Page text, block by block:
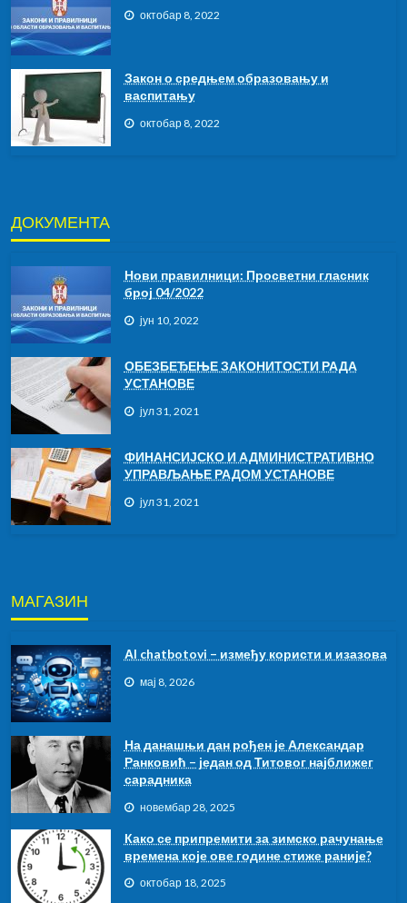
октобар 8, 2022
Закон о средњем образовању и
васпитању
октобар 8, 2022
ДОКУМЕНТА
Нови правилници: Просветни гласник
број 04/2022
јун 10, 2022
ОБЕЗБЕЂЕЊЕ ЗАКОНИТОСТИ РАДА
УСТАНОВЕ
јул 31, 2021
ФИНАНСИЈСКО И АДМИНИСТРАТИВНО
УПРАВЉАЊЕ РАДОМ УСТАНОВЕ
јул 31, 2021
МАГАЗИН
АI chatbotovi – између користи и изазова
мај 8, 2026
На данашњи дан рођен је Александар
Ранковић – један од Титовог најближег
сарадника
новембар 28, 2025
Како се припремити за зимско рачунање
времена које ове године стиже раније?
октобар 18, 2025